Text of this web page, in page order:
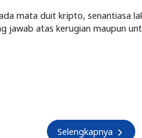
mata duit kripto, senantiasa
jawab atas kerugian maupun
Selengkapnya